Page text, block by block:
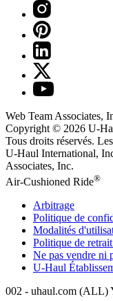
Web Team Associates,
Copyright © 2026 U-
Tous droits réservés.
U-Haul International,
Associates, Inc.
Air-Cushioned Ride®
Arbitrage
Politique de
Modalités
Politique de
Ne pas vendre ni
U-Haul
002 - uhaul.com (ALL)